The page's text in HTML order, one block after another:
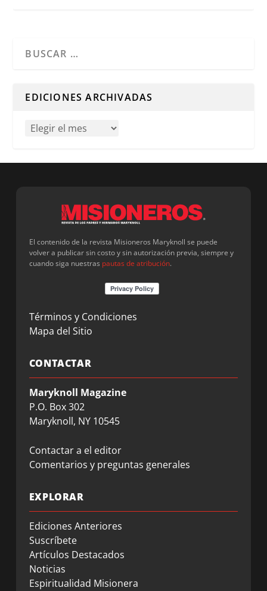
EDICIONES ARCHIVADAS
El contenido de la revista Misioneros Maryknoll se puede
volver a publicar sin costo y sin autorización previa, siempre y
cuando siga nuestras pautas de atribución.
Términos y Condiciones
Mapa del Sitio
CONTACTAR
Maryknoll Magazine
P.O. Box 302
Maryknoll, NY 10545
Contactar a el editor
Comentarios y preguntas generales
EXPLORAR
Ediciones Anteriores
Suscríbete
Artículos Destacados
Noticias
Espiritualidad Misionera